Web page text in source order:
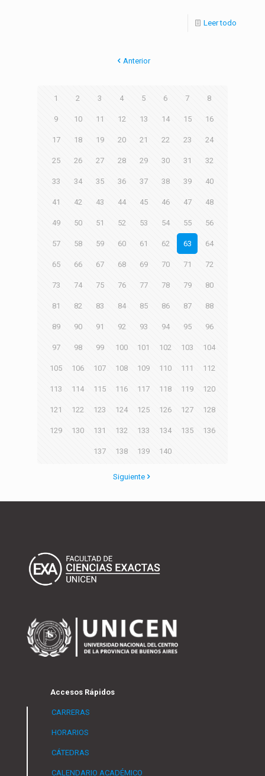
Leer todo
Anterior
1 2 3 4 5 6 7 8
9 10 11 12 13 14 15 16
17 18 19 20 21 22 23 24
25 26 27 28 29 30 31 32
33 34 35 36 37 38 39 40
41 42 43 44 45 46 47 48
49 50 51 52 53 54 55 56
57 58 59 60 61 62 63 64
65 66 67 68 69 70 71 72
73 74 75 76 77 78 79 80
81 82 83 84 85 86 87 88
89 90 91 92 93 94 95 96
97 98 99 100 101 102 103 104
105 106 107 108 109 110 111 112
113 114 115 116 117 118 119 120
121 122 123 124 125 126 127 128
129 130 131 132 133 134 135 136
137 138 139 140
Siguiente
Accesos Rápidos
CARRERAS
HORARIOS
CÁTEDRAS
CALENDARIO ACADÉMICO